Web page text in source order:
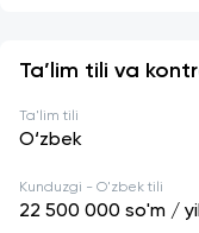
Ta’lim tili va
Ta'lim tili
O‘zbek
Kunduzgi - O'zbek tili
22 500 000 so'm /